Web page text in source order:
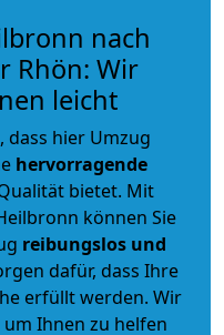
nach
Rhön: Wir
leicht
dass hier Umzug
hervorragende
bietet. Mit
können Sie
reibungslos und
dafür, dass Ihre
erfüllt werden. Wir
Ihnen zu helfen